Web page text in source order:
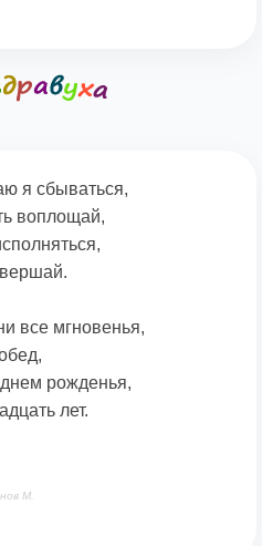
я сбываться,
воплощай,
все мгновенья,
рожденья,
лет.
М.